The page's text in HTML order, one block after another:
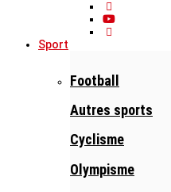
Sport
Football
Autres sports
Cyclisme
Olympisme